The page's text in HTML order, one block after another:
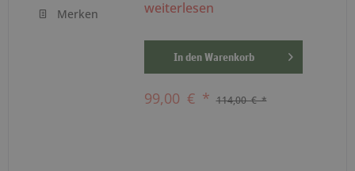
Merken weiterlesen
In den Warenkorb
99,00 € * 114,00 € *